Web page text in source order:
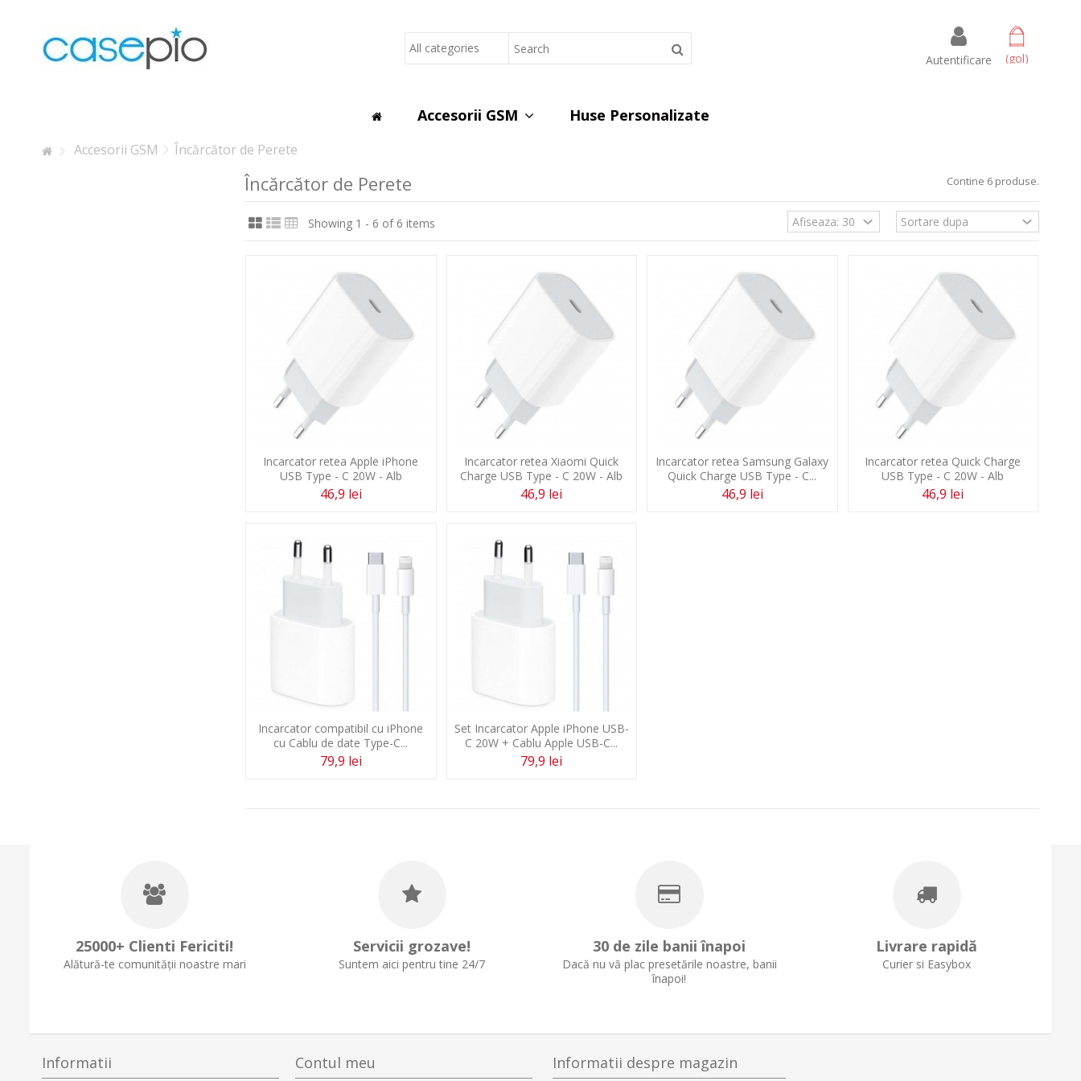
Lorem ipsum dolor sit amet, consectetur adipisicing elit, sed do eiusmod tempor incididunt ut
labore et dolore magna aliqua. Ut enim ad minim veniam, quis nostrud exercitation ullamco
laboris nisi ut aliquip ex ea commodo consequat.
Lorem ipsum dolor sit amet, consectetur adipisicing elit, sed do eiusmod tempor incididunt ut
labore et dolore magna aliqua. Ut enim ad minim veniam, quis nostrud exercitation ullamco
(gol)
Autentificare
Accesorii GSM Huse Personalizate
Accesorii GSM Încărcător de Perete
Încărcător de Perete Contine 6 produse.
Showing 1 - 6 of 6 items
Incarcator retea Apple iPhone
USB Type - C 20W - Alb
46,9 lei
Incarcator retea Xiaomi Quick
Charge USB Type - C 20W - Alb
46,9 lei
Incarcator retea Samsung Galaxy
Quick Charge USB Type - C...
46,9 lei
Incarcator retea Quick Charge
USB Type - C 20W - Alb
46,9 lei
Incarcator compatibil cu iPhone
cu Cablu de date Type-C...
79,9 lei
Set Incarcator Apple iPhone USB-
C 20W + Cablu Apple USB-C...
79,9 lei
25000+ Clienti Fericiti!
Alătură-te comunității noastre mari
Servicii grozave!
Suntem aici pentru tine 24/7
30 de zile banii înapoi
Dacă nu vă plac presetările noastre, banii
înapoi!
Livrare rapidă
Curier si Easybox
Informatii Contul meu Informatii despre magazin